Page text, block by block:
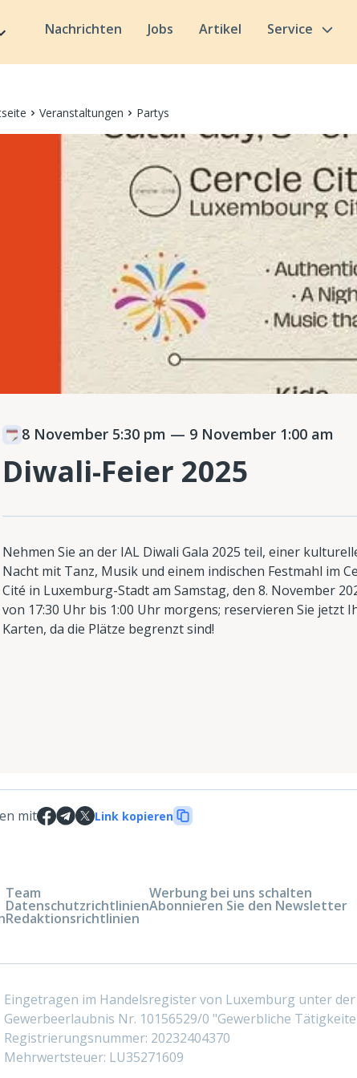
Nachrichten Jobs Artikel Service
Veranstaltungen Partys
8 November 5:30 pm — 9 November 1:00 am
Diwali-Feier 2025
Nehmen Sie an der IAL Diwali Gala 2025 teil, einer
Nacht mit Tanz, Musik und einem indischen Festmahl im
Cité in Luxemburg-Stadt am Samstag, den 8. November
von 17:30 Uhr bis 1:00 Uhr morgens; reservieren Sie jetzt
Karten, da die Plätze begrenzt sind!
mit Link kopieren
Team
Datenschutzrichtlinien
Redaktionsrichtlinien
Werbung bei uns schalten
Abonnieren Sie den Newsletter
Eingetragen im Handelsregister von Luxemburg unter
Gewerbeerlaubnis Nr. 10156529/0 "Gewerbliche
Registrierungsnummer: 20232404370
Mehrwertsteuer: LU35271609